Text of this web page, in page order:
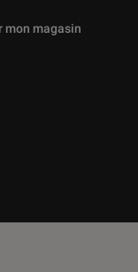
proposées
mon magasin